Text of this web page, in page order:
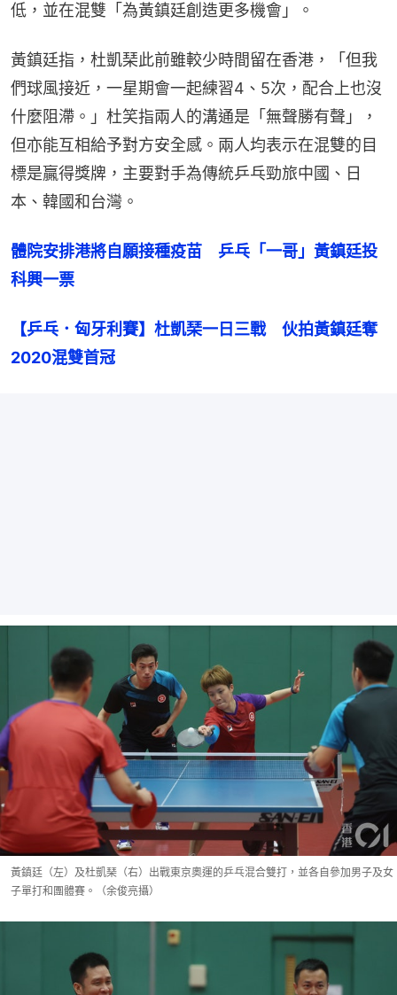
低，並在混雙「為黃鎮廷創造更多機會」。
黃鎮廷指，杜凱琹此前雖較少時間留在香港，「但我
們球風接近，一星期會一起練習4、5次，配合上也沒
什麼阻滯。」杜笑指兩人的溝通是「無聲勝有聲」，
但亦能互相給予對方安全感。兩人均表示在混雙的目
標是贏得獎牌，主要對手為傳統乒乓勁旅中國、日
本、韓國和台灣。
體院安排港將自願接種疫苗　乒乓「一哥」黃鎮廷投
科興一票
【乒乓．匈牙利賽】杜凱琹一日三戰　伙拍黃鎮廷奪
2020混雙首冠
黃鎮廷（左）及杜凱琹（右）出戰東京奧運的乒乓混合雙打，並各自參加男子及女
子單打和團體賽。（余俊亮攝）